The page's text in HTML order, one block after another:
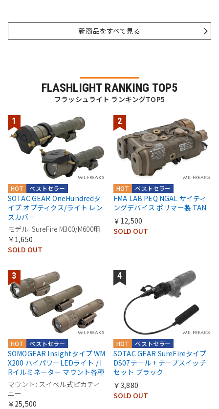
新商品をすべて見る
FLASHLIGHT RANKING TOP5
フラッシュライト ランキングTOP5
ベストセラー
HOT
SOTAC GEAR OneHundredタ
イプ オプティクス/ライト レン
ズカバー
モデル: SureFire M300/M600用
￥1,650
SOLD OUT
ベストセラー
HOT
FMA LAB PEQ NGAL サイティ
ングデバイス ポリマー製 TAN
￥12,500
SOLD OUT
ベストセラー
HOT
SOMOGEAR Insightタイプ WM
X200 ハイパワーLEDライト / I
Rイルミネーター マウント各種
マウント: スイベル式ピカティ
ニー
￥25,500
ベストセラー
HOT
SOTAC GEAR SureFireタイプ
DS07テール + テープスイッチ
セット ブラック
￥3,880
SOLD OUT